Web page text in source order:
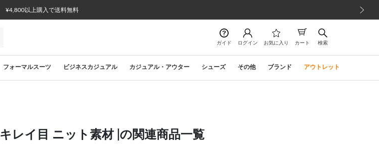
¥4,800以上購入で送料無料
ガイド ログイン お気に入り カート 検索
フォーマルスーツ ビジネスカジュアル カジュアル・アウター シューズ その他 ブランド アウトレット
キレイ目 ニット素材 |の関連商品一覧